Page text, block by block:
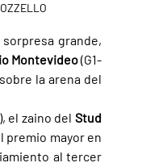
sorpresa grande,
Montevideo (G1-
la arena del
el zaino del Stud
premio mayor en
al tercer